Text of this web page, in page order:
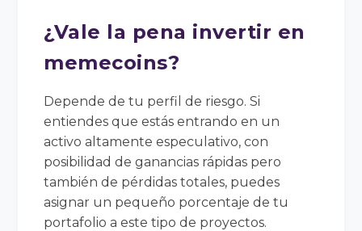
¿Vale la pena invertir en
memecoins?
Depende de tu perfil de riesgo. Si
entiendes que estás entrando en un
activo altamente especulativo, con
posibilidad de ganancias rápidas pero
también de pérdidas totales, puedes
asignar un pequeño porcentaje de tu
portafolio a este tipo de proyectos.